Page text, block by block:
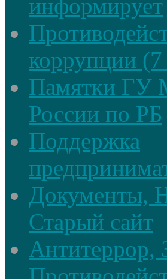
информирует
коррупции (7
Памятки ГУ
России по РБ
Поддержка
Документы,
Старый сайт
Антитеррор,